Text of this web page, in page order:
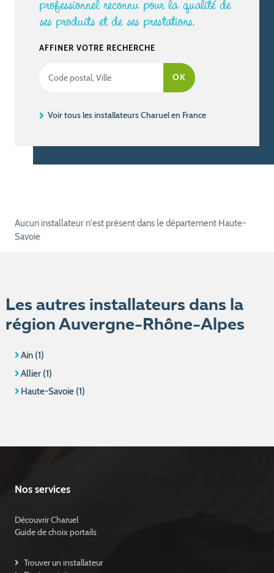
ses produits et de ses prestations.
AFFINER VOTRE RECHERCHE
Voir tous les installateurs Charuel en France
Aucun installateur n'est présent dans le département Haute-
Savoie
Les autres installateurs dans la
région Auvergne-Rhône-Alpes
Ain (1)
Allier (1)
Haute-Savoie (1)
Nos services
Découvrir Charuel
Guide de choix portails
Trouver un installateur